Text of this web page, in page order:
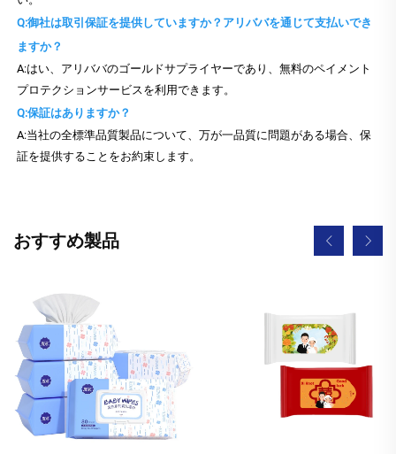
Q:御社は取引保証を提供していますか？アリババを通じて支払いでき
ますか？
A:はい、アリババのゴールドサプライヤーであり、無料のペイメント
プロテクションサービスを利用できます。
Q:保証はありますか？
A:当社の全標準品質製品について、万が一品質に問題がある場合、保
証を提供することをお約束します。
おすすめ製品